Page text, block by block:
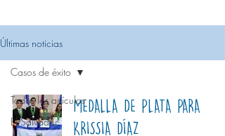
Últimas noticias
Todos los artículos
El Salvador
Casos de éxito
MEDALLA DE PLATA PARA
KRISSIA DÍAZ